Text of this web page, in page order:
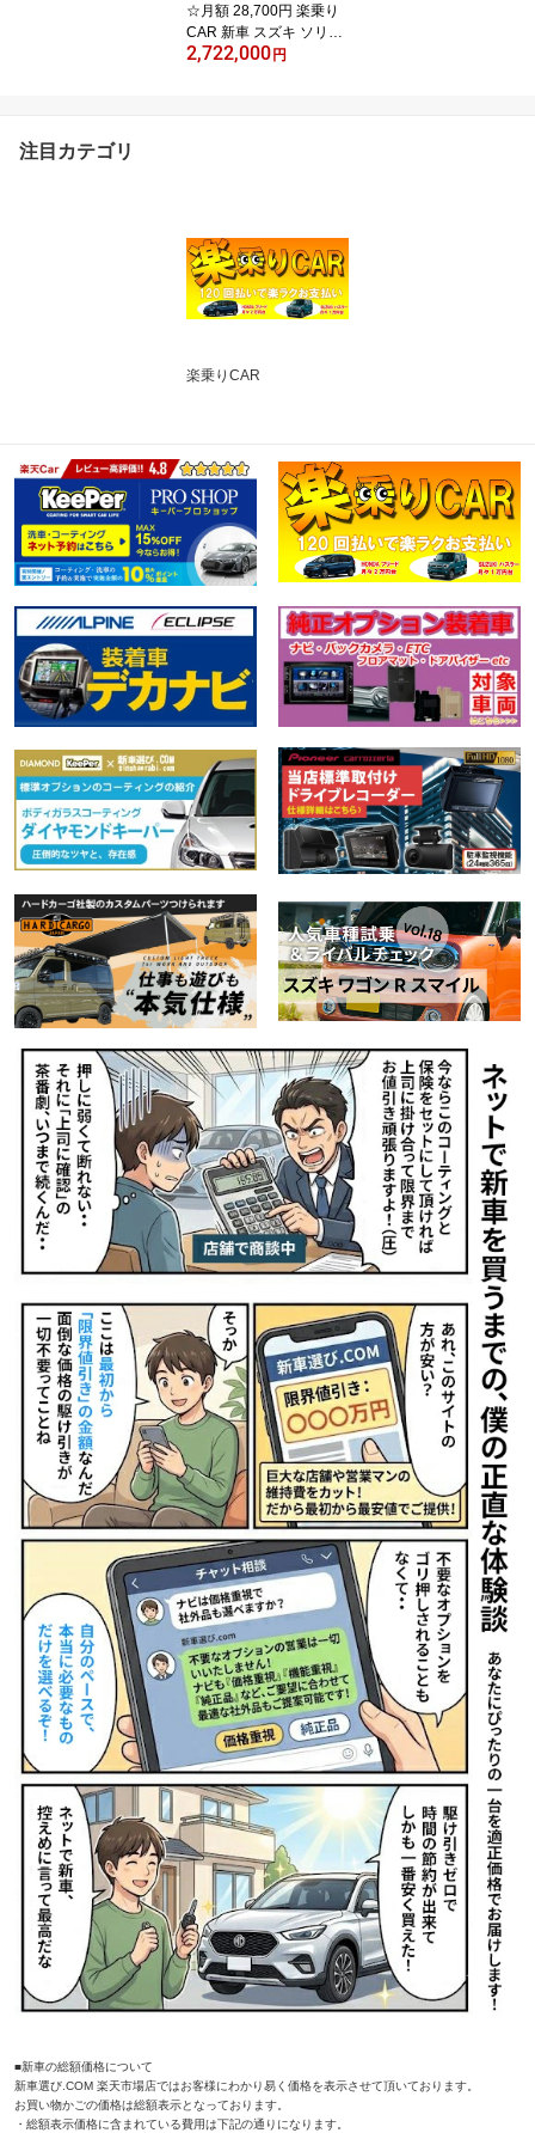
☆月額 28,700円 楽乗り
CAR 新車 スズキ ソリオ
バンディット 2WD 1200
2,722,000円
注目カテゴリ
楽乗りCAR
■新車の総額価格について
新車選び.COM 楽天市場店ではお客様にわかり易く価格を表示させて頂いております。
お買い物かごの価格は総額表示となっております。
・総額表示価格に含まれている費用は下記の通りになります。